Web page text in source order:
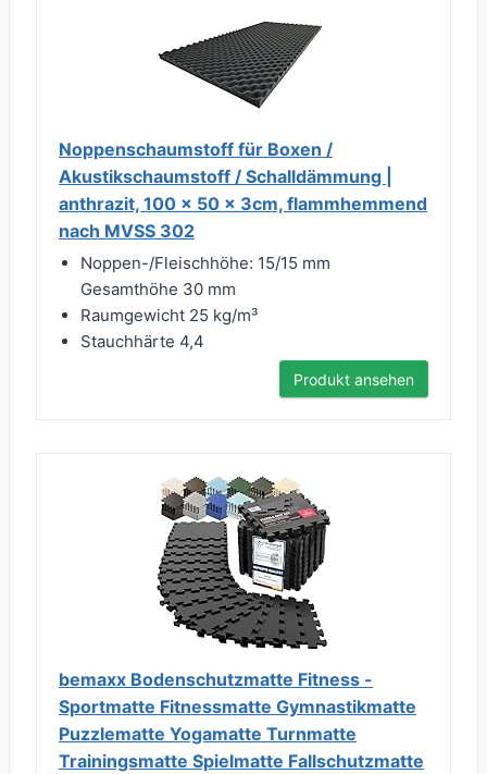
Noppenschaumstoff für Boxen‎ /‎
Akustikschaumstoff‎ /‎ Schalldämmung |
anthrazit, 100 x 50 x 3cm, flammhemmend
nach MVSS 302
Noppen-/Fleischhöhe: 15/15 mm
Gesamthöhe 30 mm
Raumgewicht 25 kg/m³
Stauchhärte 4,4
Produkt ansehen
bemaxx Bodenschutzmatte Fitness -
Sportmatte Fitnessmatte Gymnastikmatte
Puzzlematte Yogamatte Turnmatte
Trainingsmatte Spielmatte Fallschutzmatte